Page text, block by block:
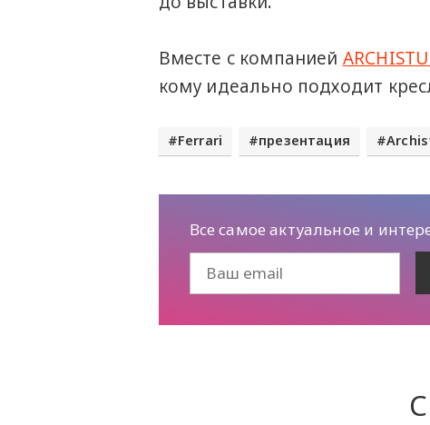
Вместе с компанией
кому идеально подходит
Ferrari презентация
Все самое актуальное и